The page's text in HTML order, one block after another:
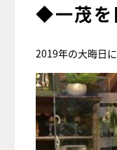
◆一茂を
2019年の大晦日